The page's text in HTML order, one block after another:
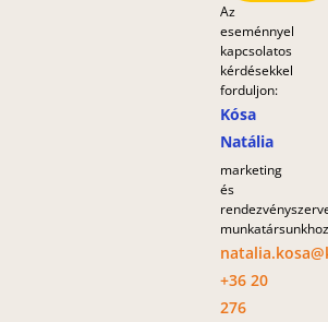
Az
eseménnyel
kapcsolatos
kérdésekkel
forduljon:
Kósa
Natália
marketing
és
+36 20
276